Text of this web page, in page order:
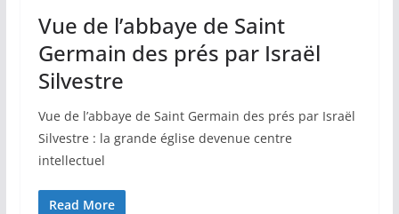
Vue de l’abbaye de Saint
Germain des prés par Israël
Silvestre
Vue de l’abbaye de Saint Germain des prés par Israël
Silvestre : la grande église devenue centre
intellectuel
Read More